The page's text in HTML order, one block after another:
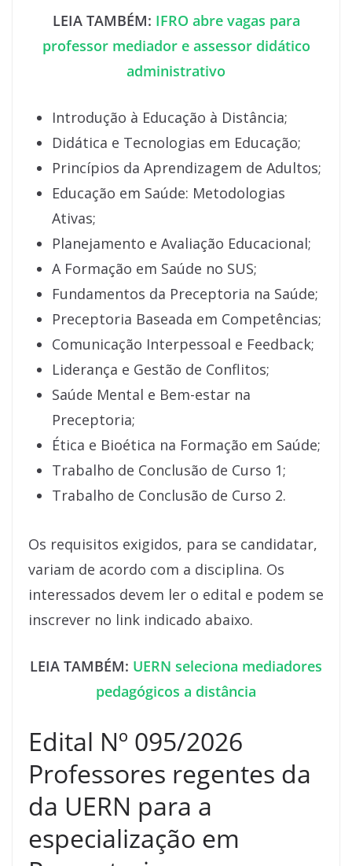
LEIA TAMBÉM: IFRO abre vagas para
professor mediador e assessor didático
administrativo
Introdução à Educação à Distância;
Didática e Tecnologias em Educação;
Princípios da Aprendizagem de Adultos;
Educação em Saúde: Metodologias
Ativas;
Planejamento e Avaliação Educacional;
A Formação em Saúde no SUS;
Fundamentos da Preceptoria na Saúde;
Preceptoria Baseada em Competências;
Comunicação Interpessoal e Feedback;
Liderança e Gestão de Conflitos;
Saúde Mental e Bem-estar na
Preceptoria;
Ética e Bioética na Formação em Saúde;
Trabalho de Conclusão de Curso 1;
Trabalho de Conclusão de Curso 2.
Os requisitos exigidos, para se candidatar,
variam de acordo com a disciplina. Os
interessados devem ler o edital e podem se
inscrever no link indicado abaixo.
LEIA TAMBÉM: UERN seleciona mediadores
pedagógicos a distância
Edital Nº 095/2026
Professores regentes da
da UERN para a
especialização em